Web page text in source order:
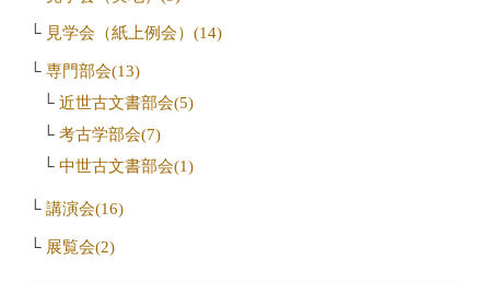
見学会（紙上例会）(14)
専門部会(13)
近世古文書部会(5)
考古学部会(7)
中世古文書部会(1)
講演会(16)
展覧会(2)